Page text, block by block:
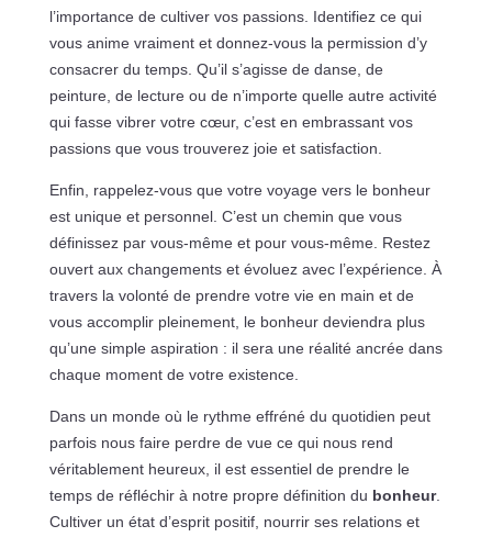
l’importance de cultiver vos passions. Identifiez ce qui
vous anime vraiment et donnez-vous la permission d’y
consacrer du temps. Qu’il s’agisse de danse, de
peinture, de lecture ou de n’importe quelle autre activité
qui fasse vibrer votre cœur, c’est en embrassant vos
passions que vous trouverez joie et satisfaction.
Enfin, rappelez-vous que votre voyage vers le bonheur
est unique et personnel. C’est un chemin que vous
définissez par vous-même et pour vous-même. Restez
ouvert aux changements et évoluez avec l’expérience. À
travers la volonté de prendre votre vie en main et de
vous accomplir pleinement, le bonheur deviendra plus
qu’une simple aspiration : il sera une réalité ancrée dans
chaque moment de votre existence.
Dans un monde où le rythme effréné du quotidien peut
parfois nous faire perdre de vue ce qui nous rend
véritablement heureux, il est essentiel de prendre le
temps de réfléchir à notre propre définition du bonheur.
Cultiver un état d’esprit positif, nourrir ses relations et